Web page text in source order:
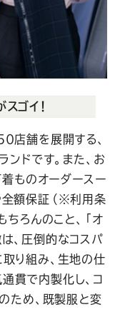
ゴイ！
店舗を展開する、
ンドです。また、お
ものオーダースー
全額保証（※利用条
ろんのこと、「オ
、圧倒的なコスパ
取り組み、生地の仕
貫で内製化し、コ
ため、既製服と変